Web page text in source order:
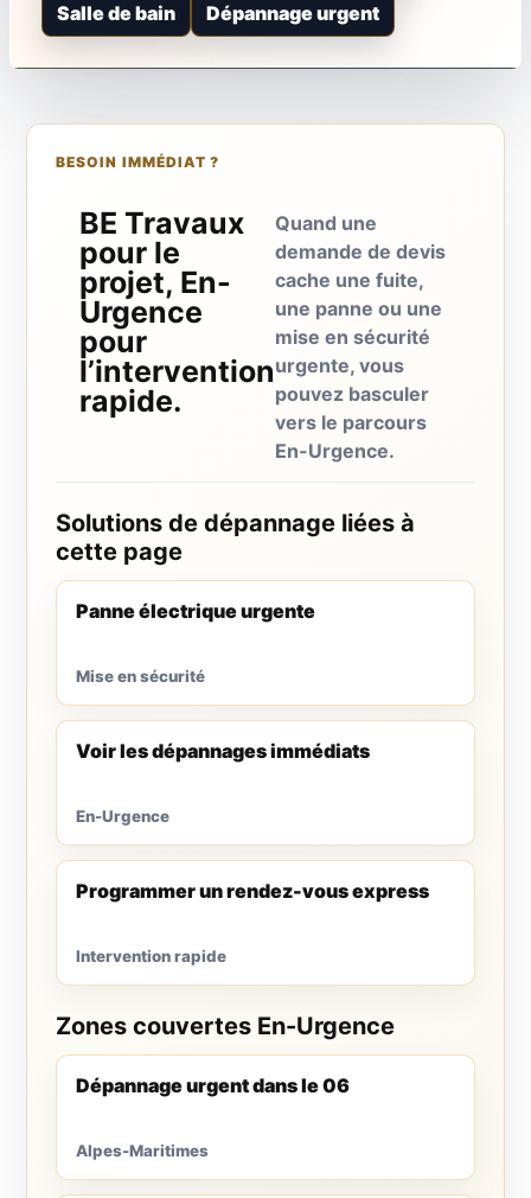
Salle de bain
Dépannage urgent
BESOIN IMMÉDIAT ?
BE Travaux
pour le
projet, En-
Urgence
pour
l’intervention
rapide.
Quand une
demande de devis
cache une fuite,
une panne ou une
mise en sécurité
urgente, vous
pouvez basculer
vers le parcours
En-Urgence.
Solutions de dépannage liées à
cette page
Panne électrique urgente
Mise en sécurité
Voir les dépannages immédiats
En-Urgence
Programmer un rendez-vous express
Intervention rapide
Zones couvertes En-Urgence
Dépannage urgent dans le 06
Alpes-Maritimes